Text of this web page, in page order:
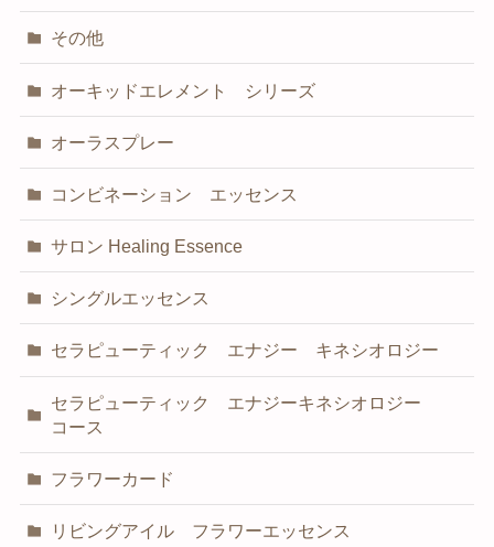
その他
オーキッドエレメント シリーズ
オーラスプレー
コンビネーション エッセンス
サロン Healing Essence
シングルエッセンス
セラピューティック エナジー キネシオロジー
セラピューティック エナジーキネシオロジー
コース
フラワーカード
リビングアイル フラワーエッセンス